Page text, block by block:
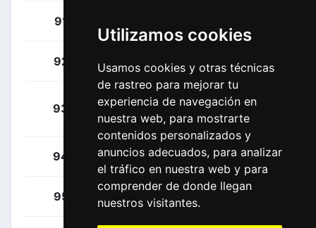
Utilizamos cookies
Usamos cookies y otras técnicas
de rastreo para mejorar tu
experiencia de navegación en
nuestra web, para mostrarte
contenidos personalizados y
anuncios adecuados, para analizar
el tráfico en nuestra web y para
comprender de donde llegan
nuestros visitantes.
91
92
93
Faria Da Costa, Rui
Alberto
94 De Pooter, Dries BEL
95 Petit, Adrien